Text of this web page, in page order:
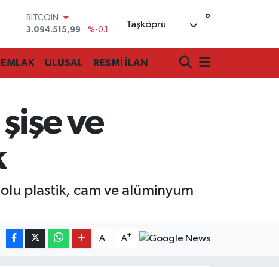
BITCOIN
3.094.515,99
%-0.1
EURO
GRAM ALTIN
6660.55
%0
BİST100
Taşköprü °
ULUSAL RESMİ İLAN
ve
plastik, cam ve alüminyum
A- A+